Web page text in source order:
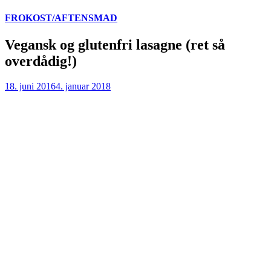
Skip
content
FROKOST/AFTENSMAD
Vegansk og glutenfri lasagne (ret så
overdådig!)
18. juni 20164. januar 2018